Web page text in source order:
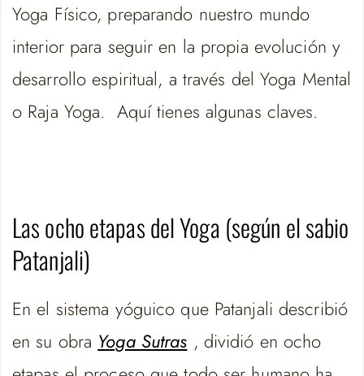
Yoga Físico, preparando nuestro mundo
interior para seguir en la propia evolución y
desarrollo espiritual, a través del Yoga Mental
o Raja Yoga. Aquí tienes algunas claves.
Las ocho etapas del Yoga (según el sabio
Patanjali)
En el sistema yóguico que Patanjali describió
en su obra Yoga Sutras , dividió en ocho